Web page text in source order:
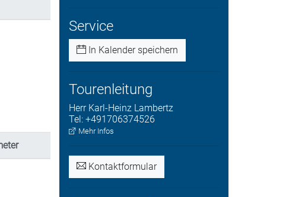
Service
In Kalender speichern
Tourenleitung
Herr Karl-Heinz Lambertz
Tel: +491706374526
Mehr Infos
Kontaktformular